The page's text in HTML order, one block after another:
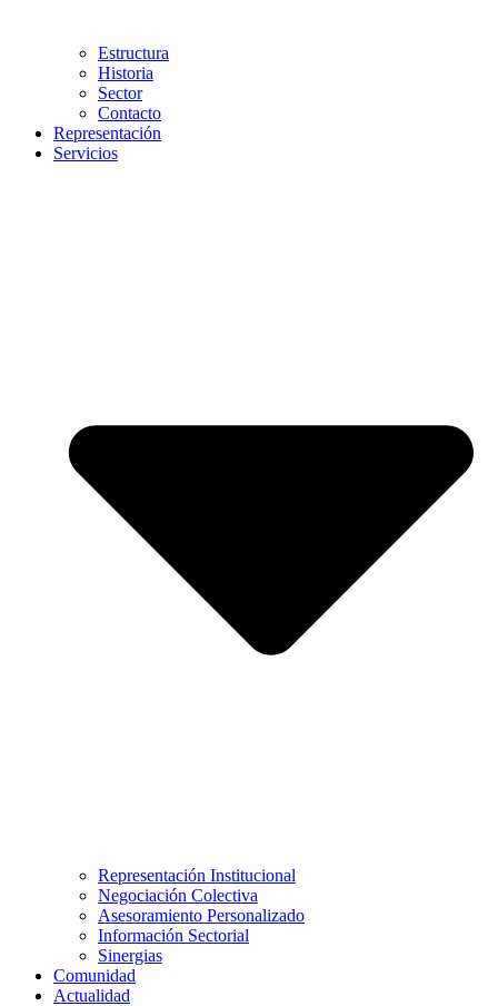
Estructura
Historia
Sector
Contacto
Representación
Servicios
Representación Institucional
Negociación Colectiva
Asesoramiento Personalizado
Información Sectorial
Sinergias
Comunidad
Actualidad